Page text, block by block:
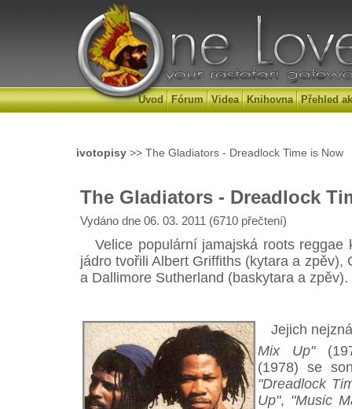
Úvod Fórum Videa Knihovna Přehled
ivotopisy >> The Gladiators - Dreadlock Time is Now
The Gladiators - Dreadlock
Vydáno dne 06. 03. 2011 (6710 přečtení)
Velice populární jamajská roots reggae
jádro tvořili Albert Griffiths (kytara a zpěv),
a Dallimore Sutherland (baskytara a zpěv).
Jejich
Mix Up"
(1978) se
"Dreadlock
Up", "Music